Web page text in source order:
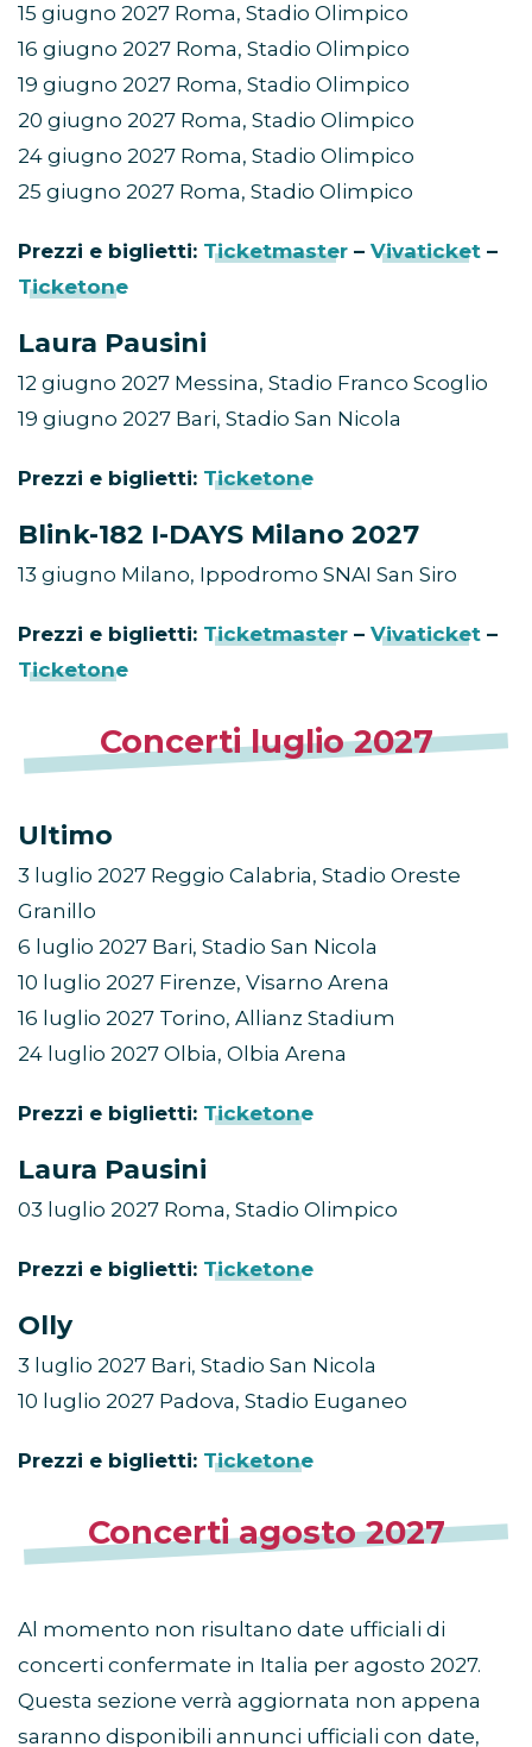
15 giugno 2027 Roma, Stadio Olimpico
16 giugno 2027 Roma, Stadio Olimpico
19 giugno 2027 Roma, Stadio Olimpico
20 giugno 2027 Roma, Stadio Olimpico
24 giugno 2027 Roma, Stadio Olimpico
25 giugno 2027 Roma, Stadio Olimpico
Prezzi e biglietti: Ticketmaster – Vivaticket –
Ticketone
Laura Pausini
12 giugno 2027 Messina, Stadio Franco Scoglio
19 giugno 2027 Bari, Stadio San Nicola
Prezzi e biglietti: Ticketone
Blink-182 I-DAYS Milano 2027
13 giugno Milano, Ippodromo SNAI San Siro
Prezzi e biglietti: Ticketmaster – Vivaticket –
Ticketone
Concerti luglio 2027
Ultimo
3 luglio 2027 Reggio Calabria, Stadio Oreste
Granillo
6 luglio 2027 Bari, Stadio San Nicola
10 luglio 2027 Firenze, Visarno Arena
16 luglio 2027 Torino, Allianz Stadium
24 luglio 2027 Olbia, Olbia Arena
Prezzi e biglietti: Ticketone
Laura Pausini
03 luglio 2027 Roma, Stadio Olimpico
Prezzi e biglietti: Ticketone
Olly
3 luglio 2027 Bari, Stadio San Nicola
10 luglio 2027 Padova, Stadio Euganeo
Prezzi e biglietti: Ticketone
Concerti agosto 2027
Al momento non risultano date ufficiali di
concerti confermate in Italia per agosto 2027.
Questa sezione verrà aggiornata non appena
saranno disponibili annunci ufficiali con date,